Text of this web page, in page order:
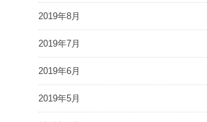
2019年8月
2019年7月
2019年6月
2019年5月